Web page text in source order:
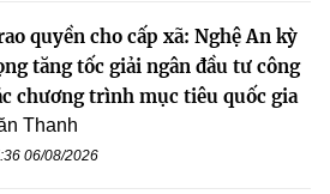
quyền cho cấp xã: Nghệ An kỳ
tăng tốc giải ngân đầu tư công
chương trình mục tiêu quốc gia
Thanh
06/08/2026